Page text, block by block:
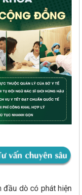
đầu dò có phát hiện